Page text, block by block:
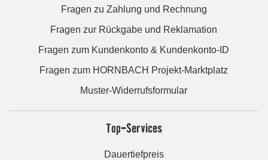
Fragen zu Zahlung und Rechnung
Fragen zur Rückgabe und Reklamation
Fragen zum Kundenkonto & Kundenkonto-ID
Fragen zum HORNBACH Projekt-Marktplatz
Muster-Widerrufsformular
Top-Services
Dauertiefpreis